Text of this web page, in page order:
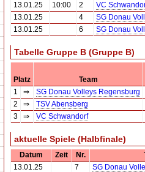
13.01.25
10:00 2
VC
13.01.25
4
SG Donau
13.01.25
6 SG Donau
Tabelle Gruppe B (Gruppe B)
Platz
Team
1
⇒
SG Donau Volleys Regensburg
2
⇒
TSV Abensberg
3
⇒ VC Schwandorf
aktuelle Spiele (Halbfinale)
Datum Zeit Nr.
13.01.25
7
SG Donau